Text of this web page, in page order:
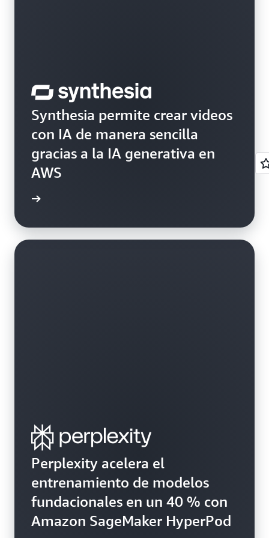
Synthesia permite crear videos
con IA de manera sencilla
gracias a la IA generativa en
AWS
Perplexity acelera el
entrenamiento de modelos
fundacionales en un 40 % con
Amazon SageMaker HyperPod